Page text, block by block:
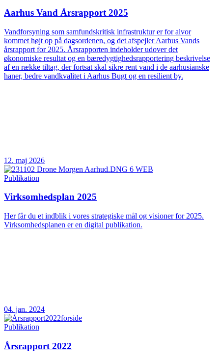
Aarhus Vand Årsrapport 2025
Vandforsyning som samfundskritisk infrastruktur er for alvor
kommet højt op på dagsordenen, og det afspejler Aarhus Vands
årsrapport for 2025. Årsrapporten indeholder udover det
økonomiske resultat og en bæredygtighedsrapportering beskrivelse
af en række tiltag, der fortsat skal sikre rent vand i de aarhusianske
haner, bedre vandkvalitet i Aarhus Bugt og en resilient by.
12. maj 2026
Publikation
Virksomhedsplan 2025
Her får du et indblik i vores strategiske mål og visioner for 2025.
Virksomhedsplanen er en digital publikation.
04. jan. 2024
Publikation
Årsrapport 2022